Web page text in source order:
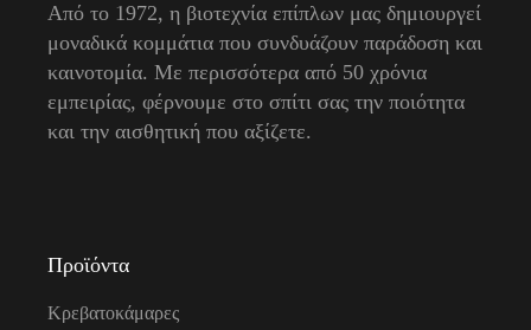
Από το 1972, η βιοτεχνία επίπλων μας δημιουργεί
μοναδικά κομμάτια που συνδυάζουν παράδοση και
καινοτομία. Με περισσότερα από 50 χρόνια
εμπειρίας, φέρνουμε στο σπίτι σας την ποιότητα
και την αισθητική που αξίζετε.
Προϊόντα
Κρεβατοκάμαρες